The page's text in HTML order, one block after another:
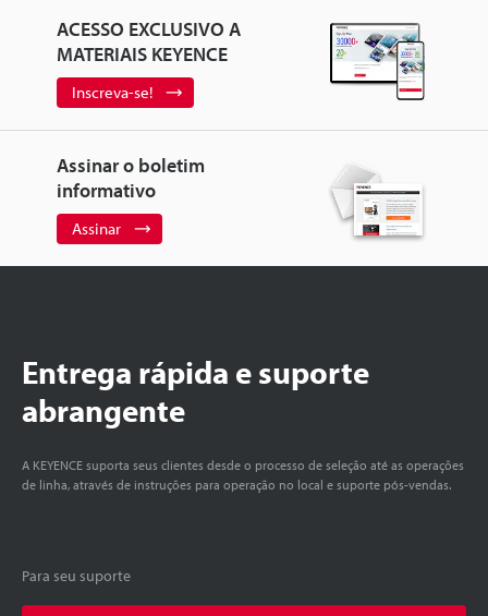
ACESSO EXCLUSIVO A
MATERIAIS KEYENCE
Inscreva-se!
Assinar o boletim
informativo
Assinar
Entrega rápida e suporte
abrangente
A KEYENCE suporta seus clientes desde o processo de seleção até as operações
de linha, através de instruções para operação no local e suporte pós-vendas.
Para seu suporte